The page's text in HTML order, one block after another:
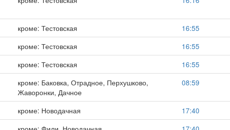
кроме: Тестовская
16:55
кроме: Тестовская
16:55
кроме: Тестовская
16:55
кроме: Баковка, Отрадное, Перхушково,
Жаворонки, Дачное
08:59
кроме: Новодачная
17:40